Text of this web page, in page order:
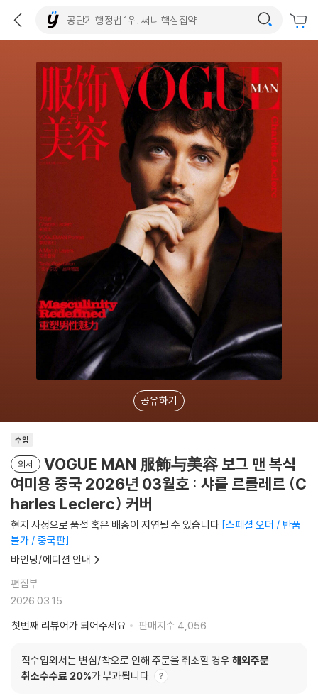
공유하기
수입
외서
VOGUE MAN 服飾与美容 보그 맨 복식
여미용 중국 2026년 03월호 : 샤를 르클레르 (C
harles Leclerc) 커버
현지 사정으로 품절 혹은 배송이 지연될 수 있습니다 스페셜 오더 / 반품
불가 / 중국판
바인딩/에디션 안내
편집부
2026.03.15.
첫번째 리뷰어가 되어주세요
판매지수 4,056
직수입외서는 변심/착오로 인해 주문을 취소할 경우 해외주문
취소수수료 20%가 부과됩니다.